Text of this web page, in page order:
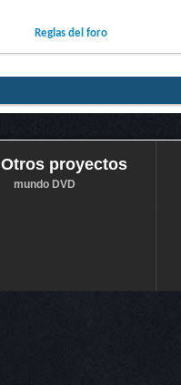
Reglas del foro
Otros proyectos
mundo DVD